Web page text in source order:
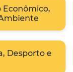
Desporto e